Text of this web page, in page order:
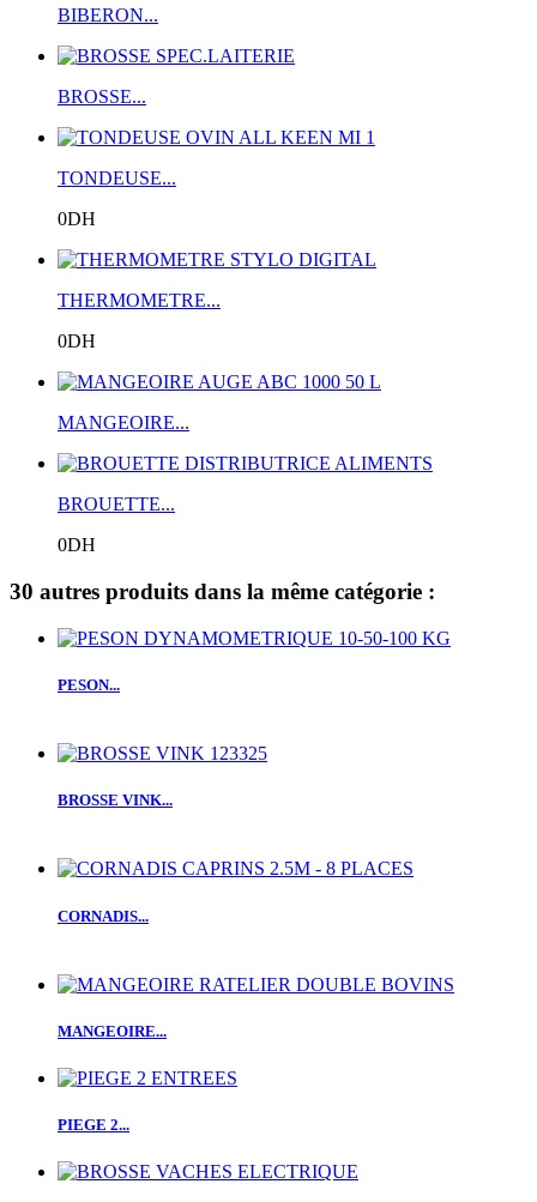
BIBERON...
BROSSE...
TONDEUSE...
0DH
THERMOMETRE...
0DH
MANGEOIRE...
BROUETTE...
0DH
30 autres produits dans la même catégorie :
PESON...
BROSSE VINK...
CORNADIS...
MANGEOIRE...
PIEGE 2...